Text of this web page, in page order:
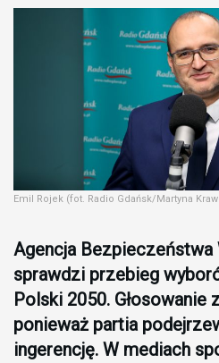
Emil Rojek (fot. Radio Gdańsk/Martyna
Agencja
sprawdzi przebieg
Polski 2050.
ponieważ partia
ingerencję. W mediach